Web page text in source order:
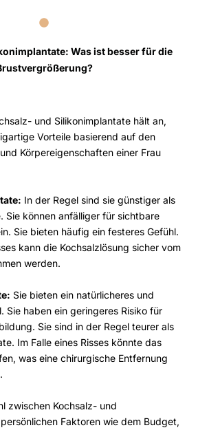
Was ist besser für die
und Silikonimplantate hält an,
Vorteile basierend auf den
Körpereigenschaften einer Frau
In der Regel sind sie günstiger als
Sie können anfälliger für sichtbare
Sie bieten häufig ein festeres Gefühl.
kann die Kochsalzlösung sicher vom
werden.
Sie bieten ein natürlicheres und
Sie haben ein geringeres Risiko für
Sie sind in der Regel teurer als
Im Falle eines Risses könnte das
was eine chirurgische Entfernung
zwischen Kochsalz- und
Faktoren wie dem Budget,